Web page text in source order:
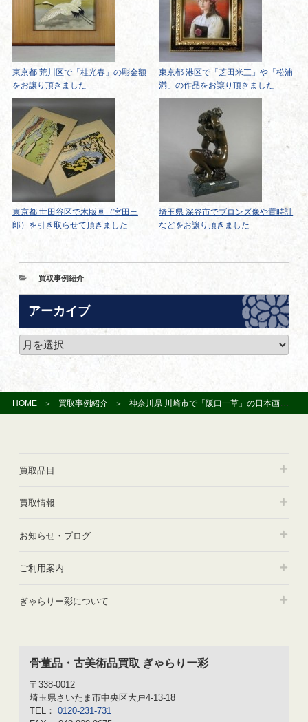
東京都 荒川区で「桂光春」の彫金額
をお譲り頂きました
東京都 港区で「芝田米三」や「松浦
満」の作品をお譲り頂きました
東京都 世田谷区で木版画（宮田三
郎）を引き取らせて頂きました
埼玉県 深谷市でブロンズ像や置時計
などをお譲り頂きました
カ
リ
買取事例紹介
アーカイブ
ア
ー
ブ
HOME 買取事例紹介 神奈川県 川崎市で「阪口一草」の日本画や「福本春子」の油絵（洋画）を買い取らせて頂きました
買取品目
買取情報
お知らせ・ブログ
ご利用案内
ぎゃらりー彩について
骨董品・古美術品買取 ぎゃらりー彩
〒338-0012
埼玉県さいたま市中央区大戸4-13-18
TEL： 0120-231-731